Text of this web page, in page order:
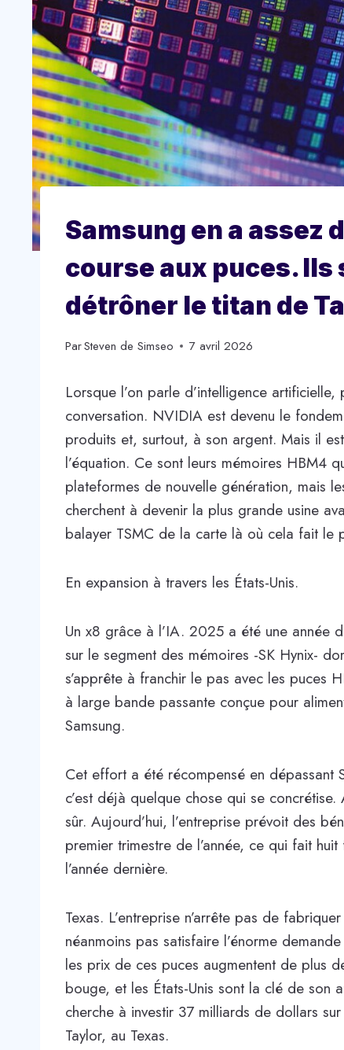
Samsung en a assez
course aux puces. Ils
détrôner le titan de
ParSteven de Simseo 7 avril 2026
Lorsque l’on parle d’intelligence
conversation. NVIDIA est devenu le
produits et, surtout, à son argent. Mais il
l’équation. Ce sont leurs mémoires
plateformes de nouvelle génération, mais
cherchent à devenir la plus grande usine
balayer TSMC de la carte là où cela fait le
En expansion à travers les États-Unis.
Un x8 grâce à l’IA. 2025 a été une année
sur le segment des mémoires -SK Hynix-
s’apprête à franchir le pas avec les puces
à large bande passante conçue pour
Samsung.
Cet effort a été récompensé en dépassant
c’est déjà quelque chose qui se
sûr. Aujourd’hui, l’entreprise prévoit des
premier trimestre de l’année, ce qui fait
l’année dernière.
Texas. L’entreprise n’arrête pas de
néanmoins pas satisfaire l’énorme
les prix de ces puces augmentent de plus
bouge, et les États-Unis sont la clé de son
cherche à investir 37 milliards de dollars
Taylor, au Texas.